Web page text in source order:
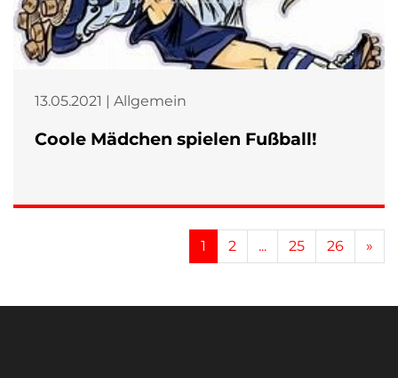
13.05.2021 | Allgemein
Coole Mädchen spielen Fußball!
1 2 ... 25 26 »